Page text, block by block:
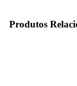
Produtos